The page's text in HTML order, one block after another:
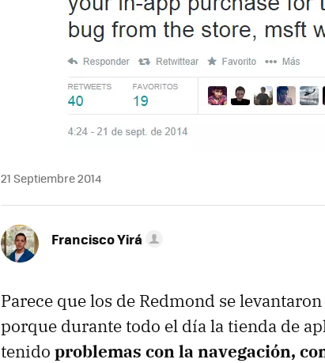
21 Septiembre 2014
Francisco Yirá
Parece que los de Redmond se
porque durante todo el día la tienda de
tenido problemas con la navegación,